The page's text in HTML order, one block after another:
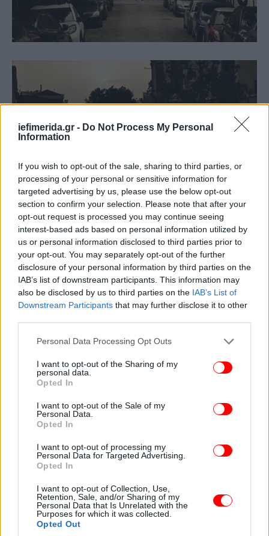
iefimerida.gr - Do Not Process My Personal
Information
If you wish to opt-out of the sale, sharing to third parties, or
processing of your personal or sensitive information for
targeted advertising by us, please use the below opt-out
section to confirm your selection. Please note that after your
opt-out request is processed you may continue seeing
interest-based ads based on personal information utilized by
us or personal information disclosed to third parties prior to
your opt-out. You may separately opt-out of the further
disclosure of your personal information by third parties on the
IAB’s list of downstream participants. This information may
also be disclosed by us to third parties on the IAB’s List of
Downstream Participants that may further disclose it to other
Please note that this website/app uses one or more Google
not limited to your visit or usage behaviour. You may click to
grant or deny consent to Google and its third-party tags to
use your data for below specified purposes in below Google
consent section.
Personal Data Processing Opt Outs
I want to opt-out of the Sharing of my
personal data.
Opted In
I want to opt-out of the Sale of my
Personal Data.
Opted In
I want to opt-out of processing my
Personal Data for Targeted Advertising.
Opted In
I want to opt-out of Collection, Use,
Retention, Sale, and/or Sharing of my
Personal Data that Is Unrelated with the
Purposes for which it was collected.
Opted Out